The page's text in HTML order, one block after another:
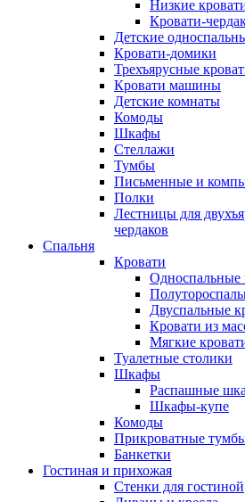
Низкие
Кровати-
Детские
Кровати-домики
Трехъярусные
Кровати машины
Детские комнаты
Комоды
Шкафы
Стеллажи
Тумбы
Письменные и
Полки
Лестницы для
чердаков
Спальня
Кровати
Односпальные
Двуспальные
Кровати из
Мягкие
Туалетные столики
Шкафы
Распашные
Шкафы-купе
Комоды
Прикроватные
Банкетки
Гостиная и прихожая
Стенки для гостиной